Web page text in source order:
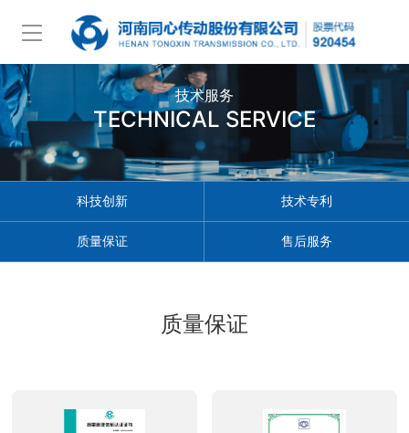
技术服务
TECHNICAL SERVICE
科技创新 技术专利
质量保证 售后服务
质量保证